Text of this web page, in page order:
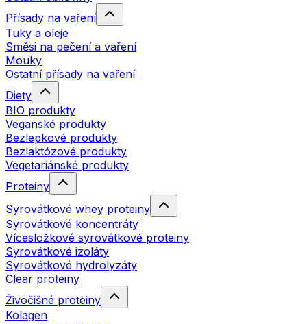
Přísady na vaření
Tuky a oleje
Směsi na pečení a vaření
Mouky
Ostatní přísady na vaření
Diety
BIO produkty
Veganské produkty
Bezlepkové produkty
Bezlaktózové produkty
Vegetariánské produkty
Proteiny
Syrovátkové whey proteiny
Syrovátkové koncentráty
Vícesložkové syrovátkové proteiny
Syrovátkové izoláty
Syrovátkové hydrolyzáty
Clear proteiny
Živočišné proteiny
Kolagen